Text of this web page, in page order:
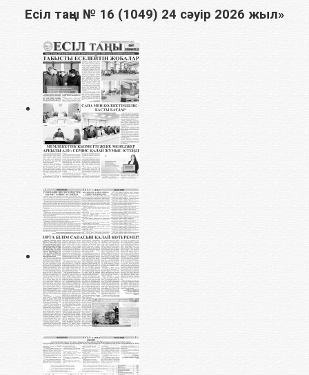
Есіл таңы № 16 (1049) 24 сәуір 2026 жыл»